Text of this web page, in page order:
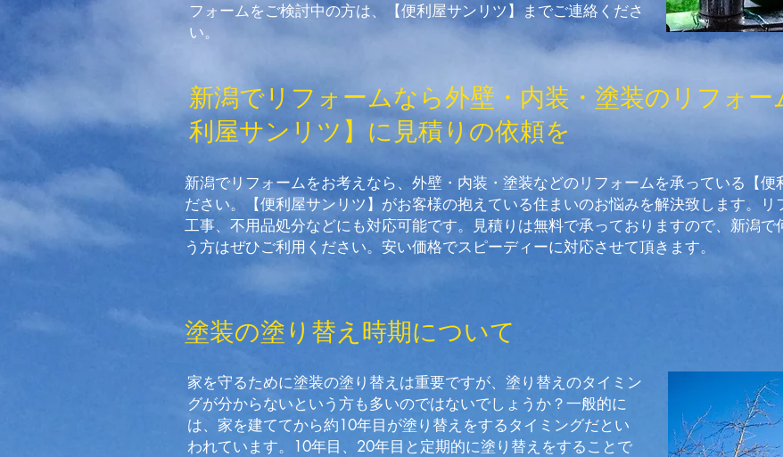
フォームをご検討中の方は、【便利屋サンリツ】までご連絡くださ
い。
新潟でリフォームなら外壁・内装・塗装のリフォ
利屋サンリツ】に見積りの依頼を
新潟でリフォームをお考えなら、外壁・内装・塗装などのリフォームを承っている【便
ださい。【便利屋サンリツ】がお客様の抱えている住まいのお悩みを解決致します。
工事、不用品処分などにも対応可能です。見積りは無料で承っておりますので、新潟
う方はぜひご利用ください。安い価格でスピーディーに対応させて頂きます。
塗装の塗り替え時期について
家を守るために塗装の塗り替えは重要ですが、塗り替えのタイミン
グが分からないという方も多いのではないでしょうか？一般的に
は、家を建ててから約10年目が塗り替えをするタイミングだとい
われています。10年目、20年目と定期的に塗り替えをすることで